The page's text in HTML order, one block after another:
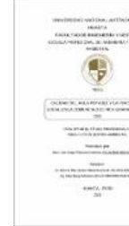
Reglamento
Manuales